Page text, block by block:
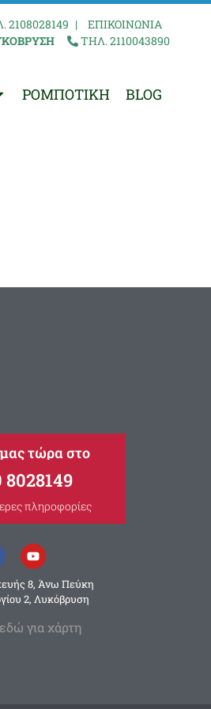
2108028149 |
ΕΠΙΚΟΙΝΩΝΙΑ
ΤΗΛ. 2110043890
ΡΟΜΠΟΤΙΚΗ BLOG
τώρα στο
8028149
πληροφορίες
8, Άνω Πεύκη
2, Λυκόβρυση
για χάρτη